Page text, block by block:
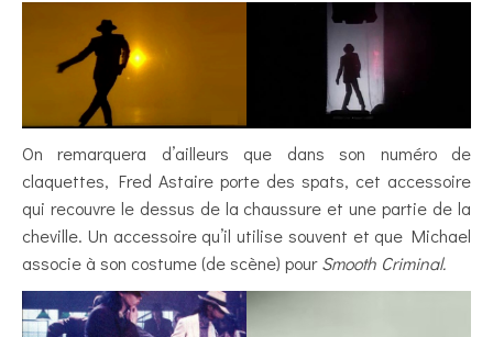
On remarquera d’ailleurs que dans son numéro de
claquettes, Fred Astaire porte des spats, cet accessoire
qui recouvre le dessus de la chaussure et une partie de la
cheville. Un accessoire qu’il utilise souvent et que Michael
associe à son costume (de scène) pourSmooth Criminal.